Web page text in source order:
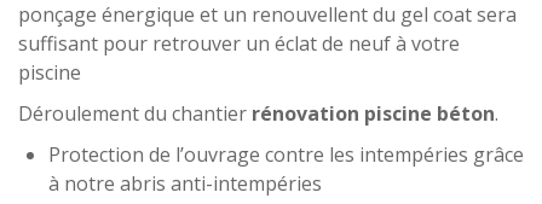
ponçage énergique et un renouvellent du gel coat sera
suffisant pour retrouver un éclat de neuf à votre
piscine
Déroulement du chantier rénovation piscine béton.
Protection de l’ouvrage contre les intempéries grâce
à notre abris anti-intempéries